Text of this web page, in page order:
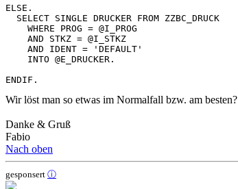
ELSE.
  SELECT SINGLE DRUCKER FROM ZZBC_DRUCK
    WHERE PROG = @I_PROG
    AND STKZ = @I_STKZ
    AND IDENT = 'DEFAULT'
    INTO @E_DRUCKER.
Wir löst man so etwas im Normalfall bzw. am besten?
Danke & Gruß
Fabio
Nach oben
gesponsert ⓘ